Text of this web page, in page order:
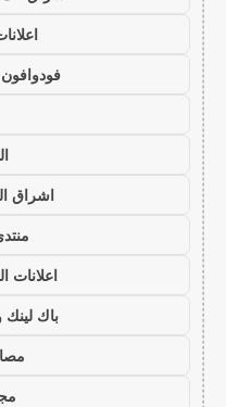
فودوافون
اشراق
اعلانات
باك